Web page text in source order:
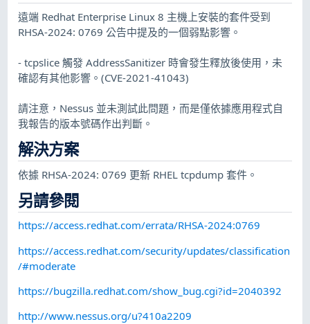
遠端 Redhat Enterprise Linux 8 主機上安裝的套件受到
RHSA-2024: 0769 公告中提及的一個弱點影響。
- tcpslice 觸發 AddressSanitizer 時會發生釋放後使用，未
確認有其他影響。(CVE-2021-41043)
請注意，Nessus 並未測試此問題，而是僅依據應用程式自
我報告的版本號碼作出判斷。
解決方案
依據 RHSA-2024: 0769 更新 RHEL tcpdump 套件。
另請參閱
https://access.redhat.com/errata/RHSA-2024:0769
https://access.redhat.com/security/updates/classification
/#moderate
https://bugzilla.redhat.com/show_bug.cgi?id=2040392
http://www.nessus.org/u?410a2209